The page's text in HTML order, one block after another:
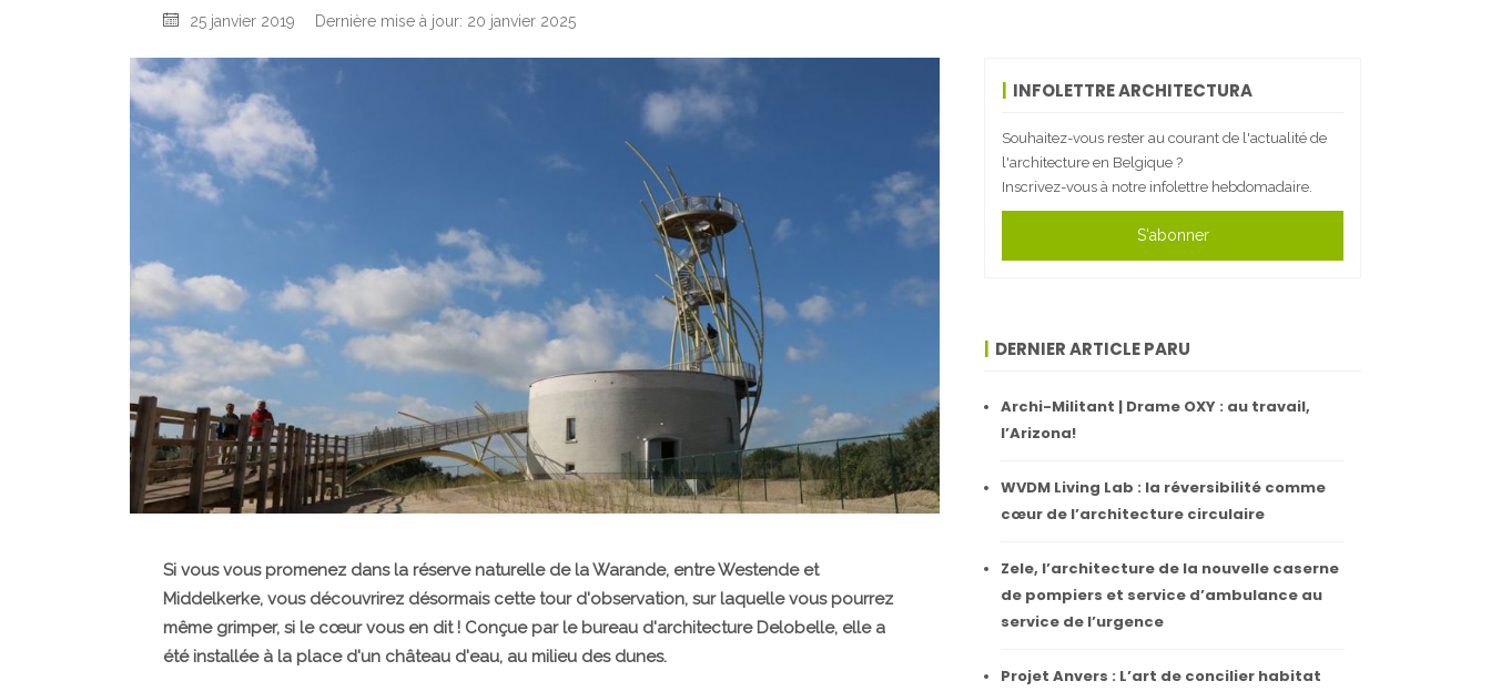
25 janvier 2019 Dernière mise à jour: 20 janvier 2025
Si vous vous promenez dans la réserve naturelle de la Warande, entre Westende et
Middelkerke, vous découvrirez désormais cette tour d'observation, sur laquelle vous pourrez
même grimper, si le cœur vous en dit ! Conçue par le bureau d'architecture Delobelle, elle a
été installée à la place d'un château d'eau, au milieu des dunes.
INFOLETTRE ARCHITECTURA
Souhaitez-vous rester au courant de l'actualité de
l'architecture en Belgique ?
Inscrivez-vous à notre infolettre hebdomadaire.
S'abonner
DERNIER ARTICLE PARU
Archi-Militant | Drame OXY : au travail,
l’Arizona!
WVDM Living Lab : la réversibilité comme
cœur de l’architecture circulaire
Zele, l’architecture de la nouvelle caserne
de pompiers et service d’ambulance au
service de l’urgence
Projet Anvers : L’art de concilier habitat